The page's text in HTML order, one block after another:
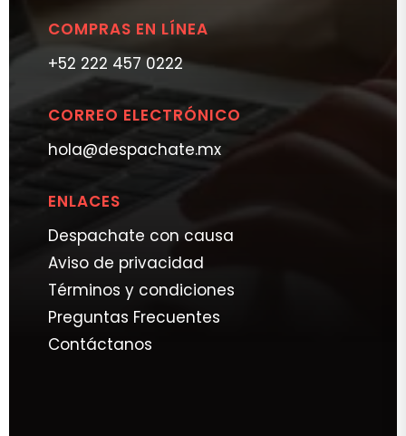
COMPRAS EN LÍNEA
+52 222 457 0222
CORREO ELECTRÓNICO
hola@despachate.mx
ENLACES
Despachate con causa
Aviso de privacidad
Términos y condiciones
Preguntas Frecuentes
Contáctanos